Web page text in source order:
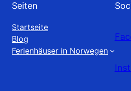
Seiten
Startseite
Blog
Ferienhäuser in Norwegen